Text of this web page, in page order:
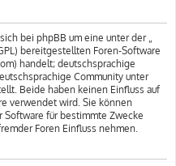
bei phpBB um eine unter der „
bereitgestellten Foren-Software
handelt; deutschsprachige
Community unter
Beide haben keinen Einfluss auf
verwendet wird. Sie können
für bestimmte Zwecke
Foren Einfluss nehmen.